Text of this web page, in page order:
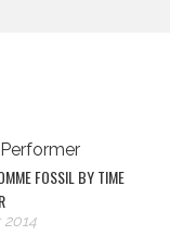
FOSSIL BY TIME
2014